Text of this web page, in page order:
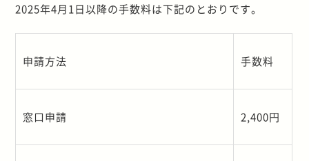
2025年4月1日以降の手数料は下記のとおりです。
申請方法 手数料
窓口申請 2,400円